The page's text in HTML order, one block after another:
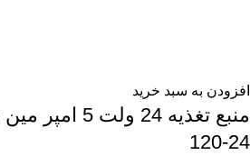
افزودن به سبد خرید
120-24